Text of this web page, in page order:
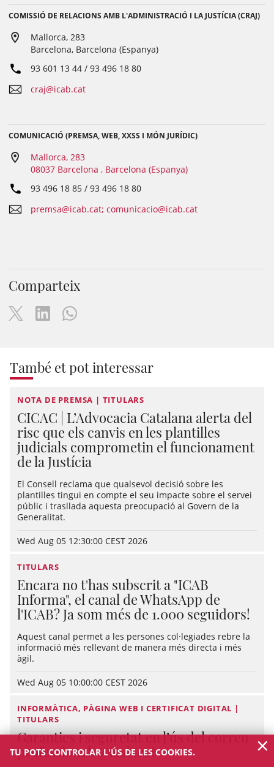
COMISSIÓ DE RELACIONS AMB L'ADMINISTRACIÓ I LA JUSTÍCIA (CRAJ)
Mallorca, 283
Barcelona, Barcelona (Espanya)
93 601 13 44 / 93 496 18 80
craj@icab.cat
COMUNICACIÓ (PREMSA, WEB, XXSS I MÓN JURÍDIC)
Mallorca, 283
08037 Barcelona , Barcelona (Espanya)
93 496 18 85 / 93 496 18 80
premsa@icab.cat; comunicacio@icab.cat
Comparteix
També et pot interessar
NOTA DE PREMSA | TITULARS
CICAC | L’Advocacia Catalana alerta del
risc que els canvis en les plantilles
judicials comprometin el funcionament
de la Justícia
El Consell reclama que qualsevol decisió sobre les
plantilles tingui en compte el seu impacte sobre el servei
públic i trasllada aquesta preocupació al Govern de la
Generalitat.
Wed Aug 05 12:30:00 CEST 2026
TITULARS
Encara no t'has subscrit a "ICAB
Informa", el canal de WhatsApp de
l'ICAB? Ja som més de 1.000 seguidors!
Aquest canal permet a les persones col·legiades rebre la
informació més rellevant de manera més directa i més
àgil.
Wed Aug 05 10:00:00 CEST 2026
INFORMÀTICA, PÀGINA WEB I CERTIFICAT DIGITAL |
TITULARS
Garanties i seguretat en l’ús del correu
professional: @icab.cat
TU POTS CONTROLAR L'ÚS DE LES COOKIES.
×